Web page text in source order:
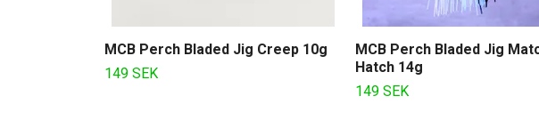
MCB Perch Bladed Jig Creep 10g
149 SEK
MCB Perch Bladed Jig
Hatch 14g
149 SEK